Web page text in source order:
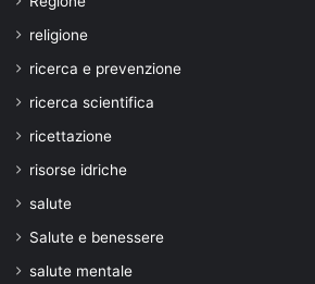
religione
ricerca e prevenzione
ricerca scientifica
ricettazione
risorse idriche
salute
Salute e benessere
salute mentale